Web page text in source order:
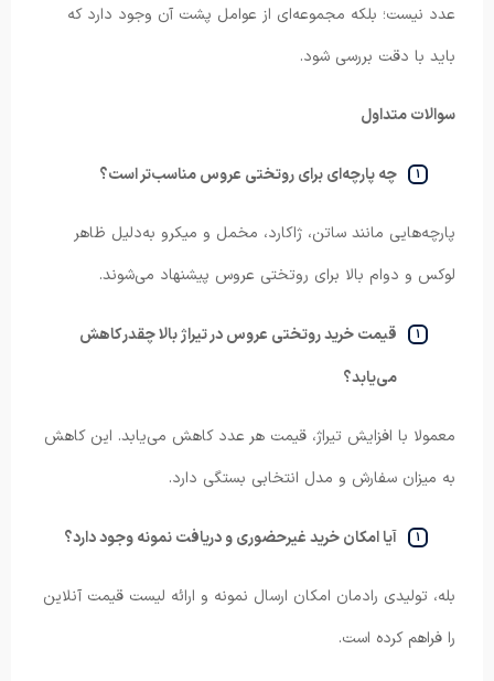
عدد نیست؛ بلکه مجموعه‌ای از عوامل پشت آن وجود دارد که
باید با دقت بررسی شود.
سوالات متداول
چه پارچه‌ای برای روتختی عروس مناسب‌تر است؟
پارچه‌هایی مانند ساتن، ژاکارد، مخمل و میکرو به‌دلیل ظاهر
لوکس و دوام بالا برای روتختی عروس پیشنهاد می‌شوند.
قیمت خرید روتختی عروس در تیراژ بالا چقدر کاهش
می‌یابد؟
معمولا با افزایش تیراژ، قیمت هر عدد کاهش می‌یابد. این کاهش
به میزان سفارش و مدل انتخابی بستگی دارد.
آیا امکان خرید غیرحضوری و دریافت نمونه وجود دارد؟
بله، تولیدی رادمان امکان ارسال نمونه و ارائه لیست قیمت آنلاین
را فراهم کرده است.